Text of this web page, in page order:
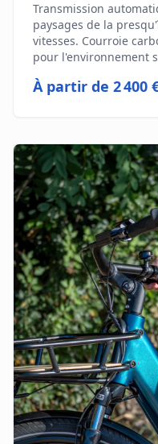
Transmission
paysages de la
vitesses. Courroie
pour l'environnement
À partir de 2 400